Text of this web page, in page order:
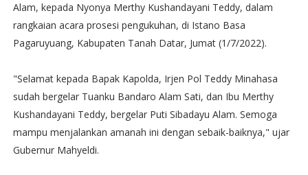
Alam, kepada Nyonya Merthy Kushandayani Teddy, dalam
rangkaian acara prosesi pengukuhan, di Istano Basa
Pagaruyuang, Kabupaten Tanah Datar, Jumat (1/7/2022).
"Selamat kepada Bapak Kapolda, Irjen Pol Teddy Minahasa
sudah bergelar Tuanku Bandaro Alam Sati, dan Ibu Merthy
Kushandayani Teddy, bergelar Puti Sibadayu Alam. Semoga
mampu menjalankan amanah ini dengan sebaik-baiknya," ujar
Gubernur Mahyeldi.